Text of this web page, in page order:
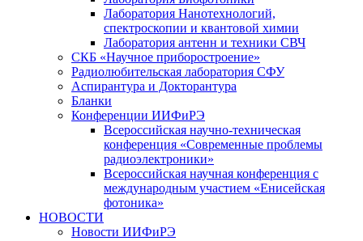
Лаборатория Нанотехнологий,
спектроскопии и квантовой химии
Лаборатория антенн и техники СВЧ
СКБ «Научное приборостроение»
Радиолюбительская лаборатория СФУ
Аспирантура и Докторантура
Бланки
Конференции ИИФиРЭ
Всероссийская научно-техническая
конференция «Современные проблемы
радиоэлектроники»
Всероссийская научная конференция с
международным участием «Енисейская
фотоника»
НОВОСТИ
Новости ИИФиРЭ